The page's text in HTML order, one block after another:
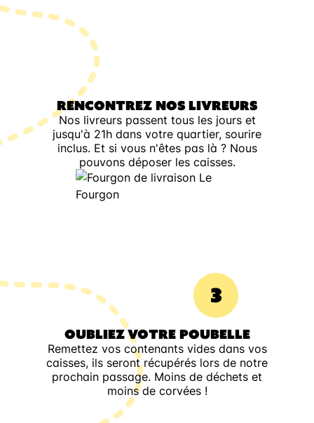
RENCONTREZ NOS LIVREURS
Nos livreurs passent tous les jours et
jusqu'à 21h dans votre quartier, sourire
inclus. Et si vous n'êtes pas là ? Nous
pouvons déposer les caisses.
3
OUBLIEZ VOTRE POUBELLE
Remettez vos contenants vides dans vos
caisses, ils seront récupérés lors de notre
prochain passage. Moins de déchets et
moins de corvées !